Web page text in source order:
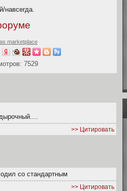
навсегда.
marketplace
7529
>> Цитировать
со стандартным
>> Цитировать